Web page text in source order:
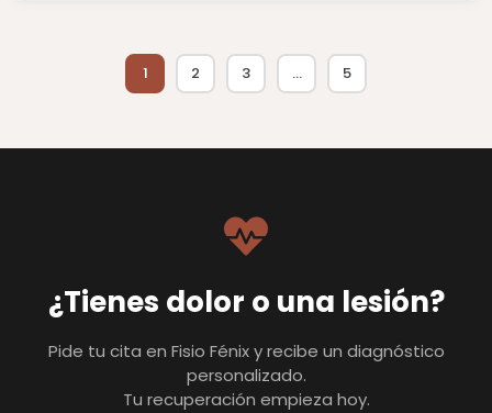
1 2 3 … 5
¿Tienes dolor o una lesión?
Pide tu cita en Fisio Fénix y recibe un diagnóstico
personalizado.
Tu recuperación empieza hoy.